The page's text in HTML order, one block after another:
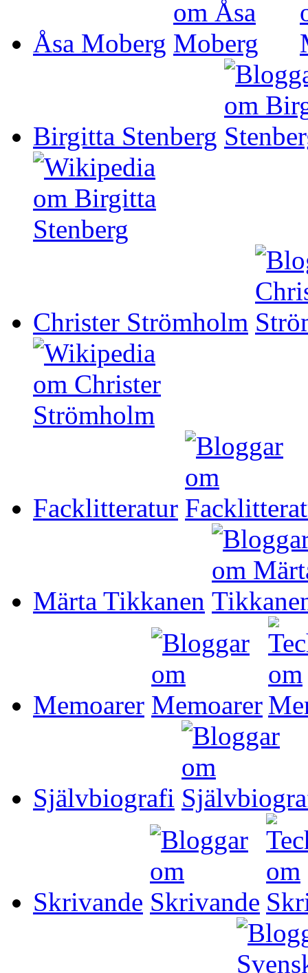
Åsa Moberg
Birgitta Stenberg
Christer Strömholm
Facklitteratur
Märta Tikkanen
Memoarer
Självbiografi
Skrivande